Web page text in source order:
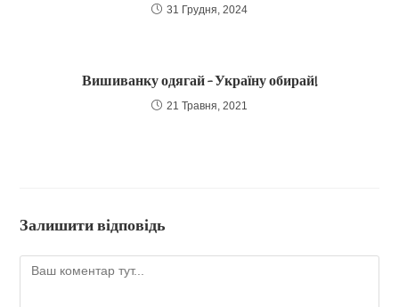
31 Грудня, 2024
Вишиванку одягай – Україну обирай!
21 Травня, 2021
Залишити відповідь
Коментар